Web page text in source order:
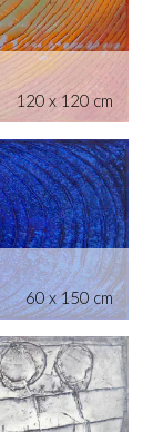
120 x 120 cm
60 x 150 cm